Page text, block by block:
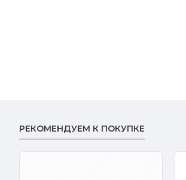
РЕКОМЕНДУЕМ К ПОКУПКЕ